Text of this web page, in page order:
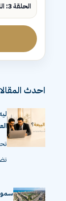
الحلقة 3: الليد مش عميل
احدث
سموحة